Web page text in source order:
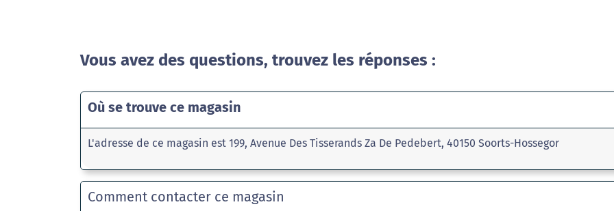
Vous avez des questions, trouvez les réponses :
Où se trouve ce magasin
L'adresse de ce magasin est 199, Avenue Des Tisserands Za De Pedebert, 40150 Soorts-Hossegor
Comment contacter ce magasin